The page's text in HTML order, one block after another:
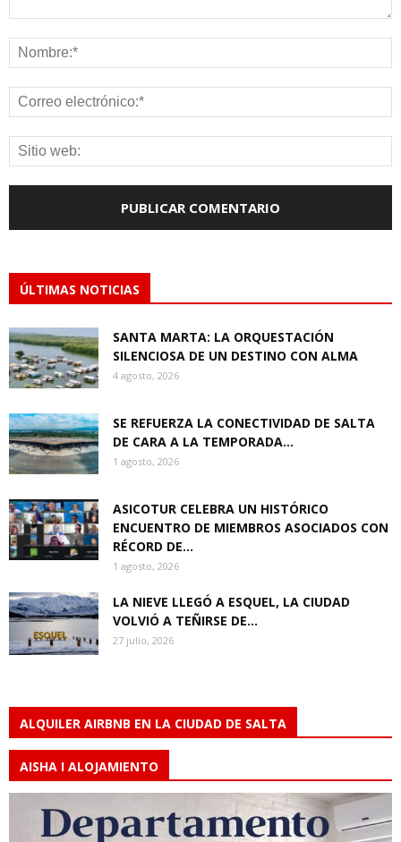
ÚLTIMAS NOTICIAS
SANTA MARTA: LA ORQUESTACIÓN
SILENCIOSA DE UN DESTINO CON ALMA
4 agosto, 2026
SE REFUERZA LA CONECTIVIDAD DE SALTA
DE CARA A LA TEMPORADA...
1 agosto, 2026
ASICOTUR CELEBRA UN HISTÓRICO
ENCUENTRO DE MIEMBROS ASOCIADOS CON
RÉCORD DE...
1 agosto, 2026
LA NIEVE LLEGÓ A ESQUEL, LA CIUDAD
VOLVIÓ A TEÑIRSE DE...
27 julio, 2026
ALQUILER AIRBNB EN LA CIUDAD DE SALTA
AISHA I ALOJAMIENTO